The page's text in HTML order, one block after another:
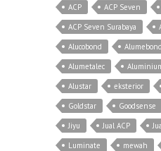
ACP ACP Seven
ACP Seven Surabaya
Alucobond
Alumebond
Alumetalec
Alustar
eksterior
Goldstar
Goodsense
Jiyu
Jual ACP
Luminate
mewah